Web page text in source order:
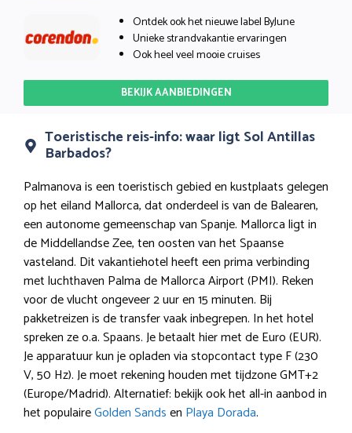
Ontdek ook het nieuwe label ByJune
Unieke strandvakantie ervaringen
Ook heel veel mooie cruises
BEKIJK AANBIEDINGEN
Toeristische reis-info: waar ligt Sol Antillas
Barbados?
Palmanova is een toeristisch gebied en kustplaats gelegen
op het eiland Mallorca, dat onderdeel is van de Balearen,
een autonome gemeenschap van Spanje. Mallorca ligt in
de Middellandse Zee, ten oosten van het Spaanse
vasteland. Dit vakantiehotel heeft een prima verbinding
met luchthaven Palma de Mallorca Airport (PMI). Reken
voor de vlucht ongeveer 2 uur en 15 minuten. Bij
pakketreizen is de transfer vaak inbegrepen. In het hotel
spreken ze o.a. Spaans. Je betaalt hier met de Euro (EUR).
Je apparatuur kun je opladen via stopcontact type F (230
V, 50 Hz). Je moet rekening houden met tijdzone GMT+2
(Europe/Madrid). Alternatief: bekijk ook het all-in aanbod in
het populaireGolden Sandsen Playa Dorada.